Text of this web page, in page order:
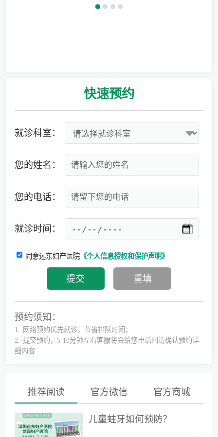
爱有光，愈未来！深圳远东龙岗妇产医院儿童康复专科正式启航！
儿童蛀牙如何预防？
快速预约
就诊科室：
您的姓名：
您的电话：
就诊时间：
同意远东妇产医院《个人信息授权和保护声明》
预约须知：
1.
网络预约优先就诊，节省排队时间；
2.
提交预约，5-10分钟左右客服将会给您电话回访确认预约详
细内容
推荐阅读 官方微信 官方商城
儿童蛀牙如何预防？